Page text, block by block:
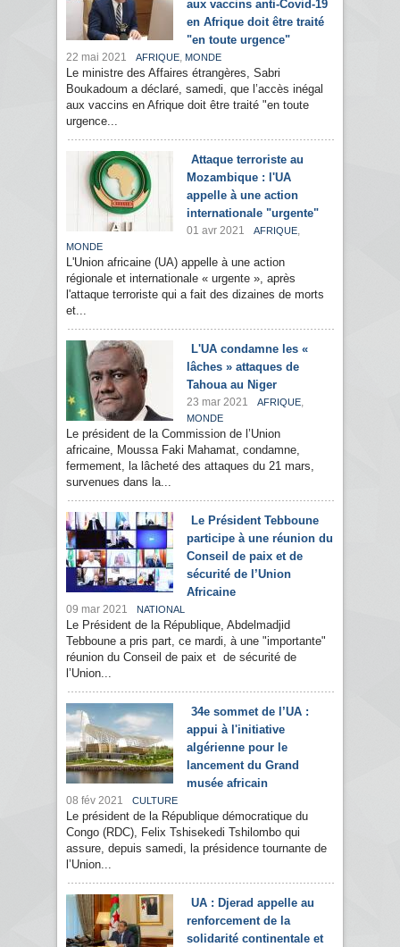
aux vaccins anti-Covid-19
en Afrique doit être traité
"en toute urgence"
22 mai 2021 AFRIQUE, MONDE
Le ministre des Affaires étrangères, Sabri
Boukadoum a déclaré, samedi, que l’accès inégal
aux vaccins en Afrique doit être traité "en toute
urgence...
Attaque terroriste au
Mozambique : l'UA
appelle à une action
internationale "urgente"
01 avr 2021 AFRIQUE,
MONDE
L'Union africaine (UA) appelle à une action
régionale et internationale « urgente », après
l'attaque terroriste qui a fait des dizaines de morts
et...
L'UA condamne les «
lâches » attaques de
Tahoua au Niger
23 mar 2021 AFRIQUE,
MONDE
Le président de la Commission de l’Union
africaine, Moussa Faki Mahamat, condamne,
fermement, la lâcheté des attaques du 21 mars,
survenues dans la...
Le Président Tebboune
participe à une réunion du
Conseil de paix et de
sécurité de l’Union
Africaine
09 mar 2021 NATIONAL
Le Président de la République, Abdelmadjid
Tebboune a pris part, ce mardi, à une "importante"
réunion du Conseil de paix et de sécurité de
l’Union...
34e sommet de l’UA :
appui à l'initiative
algérienne pour le
lancement du Grand
musée africain
08 fév 2021 CULTURE
Le président de la République démocratique du
Congo (RDC), Felix Tshisekedi Tshilombo qui
assure, depuis samedi, la présidence tournante de
l’Union...
UA : Djerad appelle au
renforcement de la
solidarité continentale et